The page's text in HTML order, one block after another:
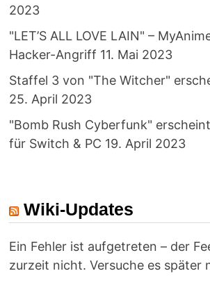
2023
"LET’S ALL LOVE LAIN" –
Hacker-Angriff 11. Mai 2023
Staffel 3 von "The Witcher"
25. April 2023
"Bomb Rush Cyberfunk"
für Switch & PC 19. April 2023
Wiki-Updates
Ein Fehler ist aufgetreten – der
zurzeit nicht. Versuche es später